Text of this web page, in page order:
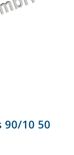
90/10 50